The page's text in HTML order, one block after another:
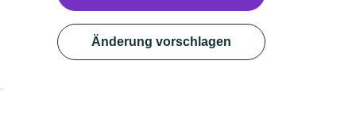
Änderung vorschlagen